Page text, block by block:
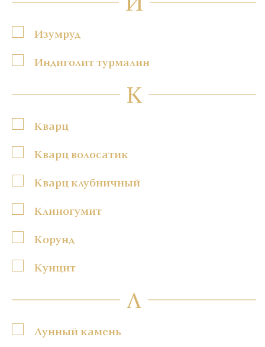
Изумруд
Индиголит турмалин
К
Кварц
Кварц волосатик
Кварц клубничный
Клиногумит
Корунд
Кунцит
Л
Лунный камень